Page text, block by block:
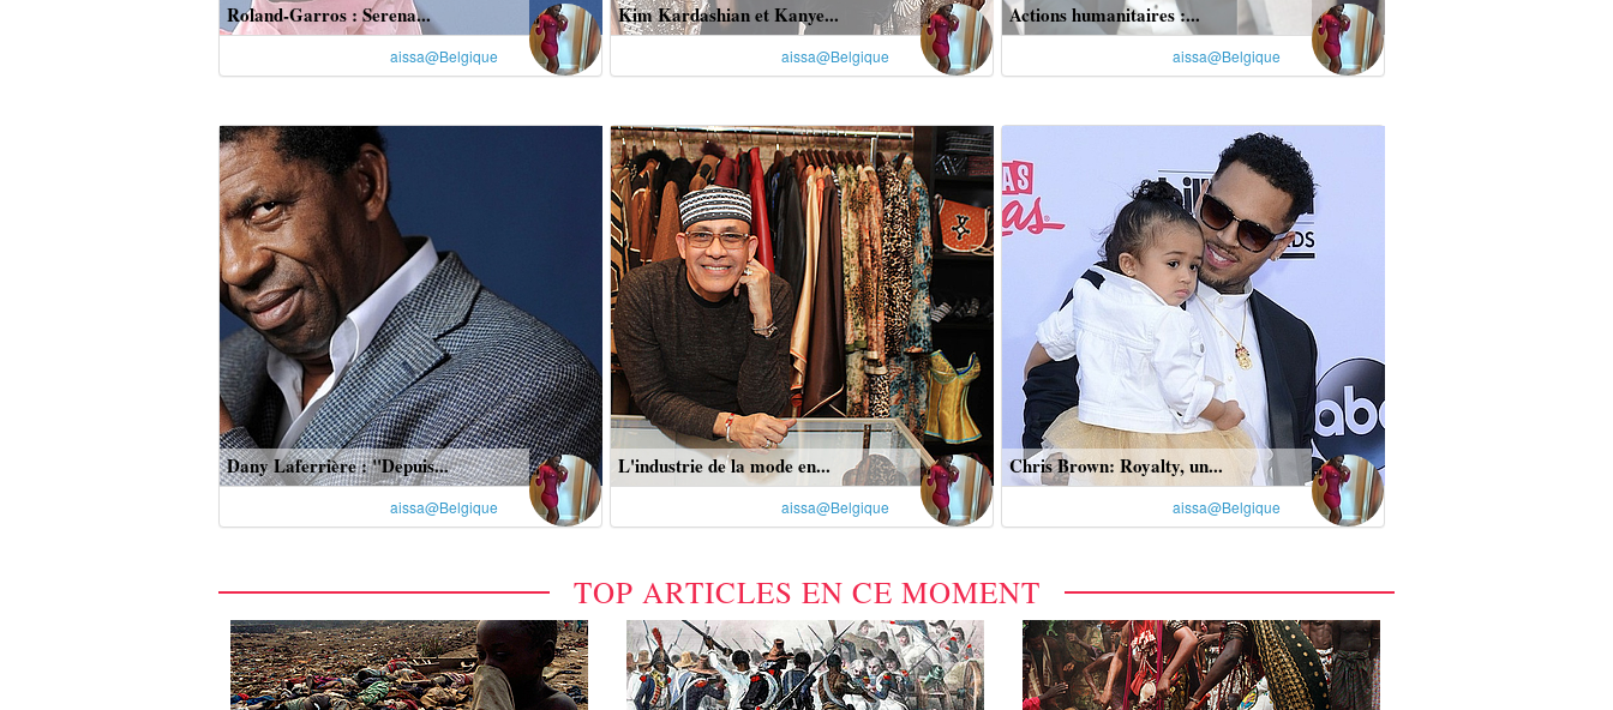
Roland-Garros : Serena...
aissa@Belgique
Kim Kardashian et Kanye...
aissa@Belgique
Actions humanitaires :...
aissa@Belgique
Dany Laferrière : "Depuis...
aissa@Belgique
L'industrie de la mode en...
aissa@Belgique
Chris Brown: Royalty, un...
aissa@Belgique
TOP ARTICLES EN CE MOMENT